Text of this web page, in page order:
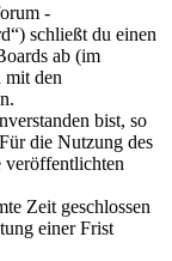
-
schließt du einen
ab (im
mit den
bist, so
die Nutzung des
veröffentlichten
Zeit geschlossen
einer Frist